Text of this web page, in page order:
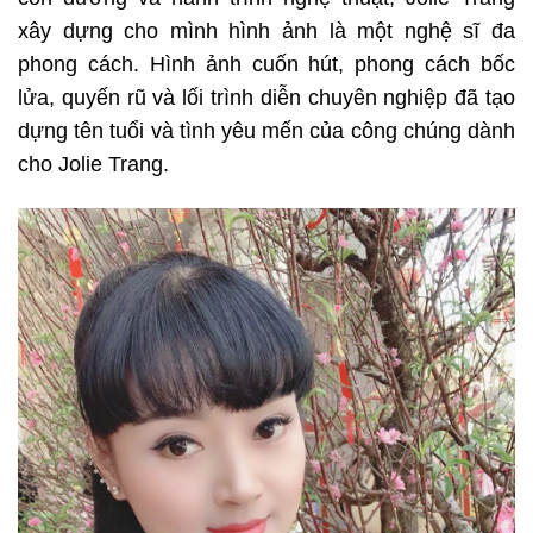
xây dựng cho mình hình ảnh là một nghệ sĩ đa
phong cách. Hình ảnh cuốn hút, phong cách bốc
lửa, quyến rũ và lối trình diễn chuyên nghiệp đã tạo
dựng tên tuổi và tình yêu mến của công chúng dành
cho Jolie Trang.